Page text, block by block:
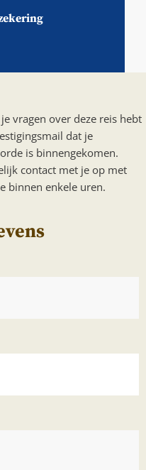
vragen over deze reis hebt
dat je
is binnengekomen.
contact met je op met
binnen enkele uren.